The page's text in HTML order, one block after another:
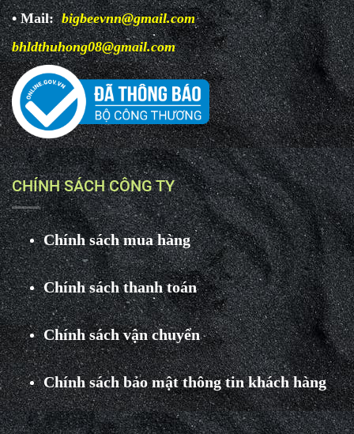
• Mail:bigbeevnn@gmail.com
bhldthuhong08@gmail.com
CHÍNH SÁCH CÔNG TY
Chính sách mua hàng
Chính sách thanh toán
Chính sách vận chuyển
Chính sách bảo mật thông tin khách hàng